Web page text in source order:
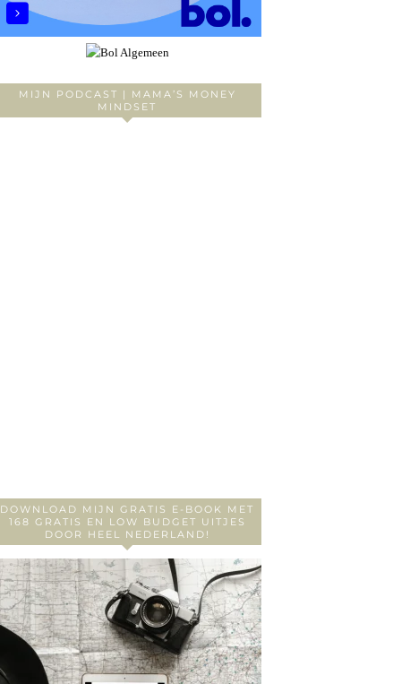
MIJN PODCAST | MAMA’S MONEY
MINDSET
DOWNLOAD MIJN GRATIS E-BOOK MET
168 GRATIS EN LOW BUDGET UITJES
DOOR HEEL NEDERLAND!